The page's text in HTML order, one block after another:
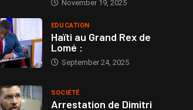
November 19, 2025
EDUCATION
Haïti au Grand Rex de
Lomé :
September 24, 2025
SOCIÉTÉ
Arrestation de Dimitri